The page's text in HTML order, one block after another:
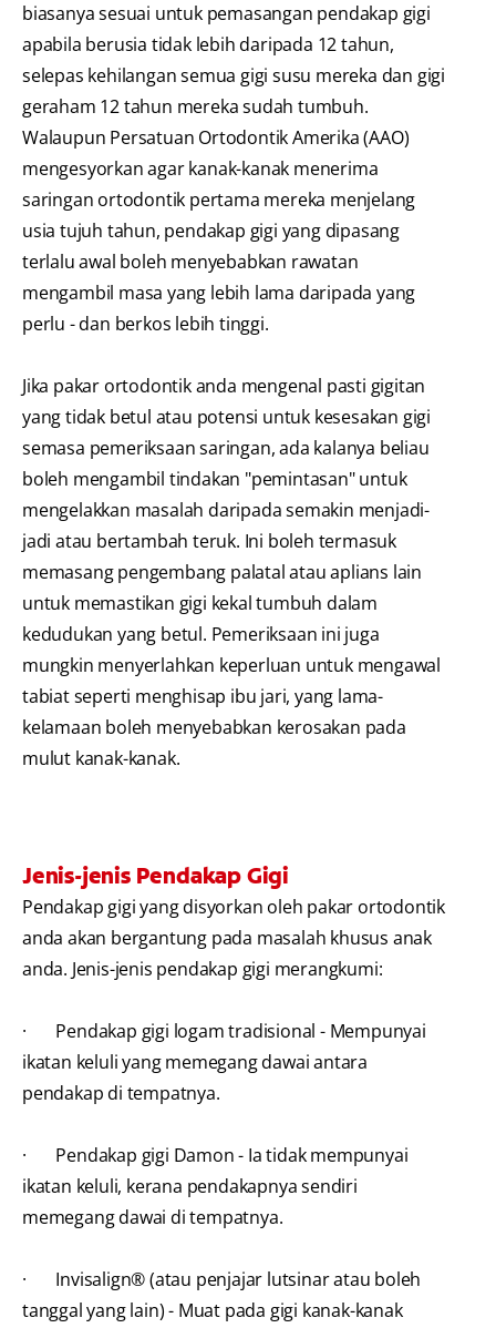
biasanya sesuai untuk pemasangan pendakap gigi
apabila berusia tidak lebih daripada 12 tahun,
selepas kehilangan semua gigi susu mereka dan gigi
geraham 12 tahun mereka sudah tumbuh.
Walaupun Persatuan Ortodontik Amerika (AAO)
mengesyorkan agar kanak-kanak menerima
saringan ortodontik pertama mereka menjelang
usia tujuh tahun, pendakap gigi yang dipasang
terlalu awal boleh menyebabkan rawatan
mengambil masa yang lebih lama daripada yang
perlu - dan berkos lebih tinggi.
Jika pakar ortodontik anda mengenal pasti gigitan
yang tidak betul atau potensi untuk kesesakan gigi
semasa pemeriksaan saringan, ada kalanya beliau
boleh mengambil tindakan "pemintasan" untuk
mengelakkan masalah daripada semakin menjadi-
jadi atau bertambah teruk. Ini boleh termasuk
memasang pengembang palatal atau aplians lain
untuk memastikan gigi kekal tumbuh dalam
kedudukan yang betul. Pemeriksaan ini juga
mungkin menyerlahkan keperluan untuk mengawal
tabiat seperti menghisap ibu jari, yang lama-
kelamaan boleh menyebabkan kerosakan pada
mulut kanak-kanak.
Jenis-jenis Pendakap Gigi
Pendakap gigi yang disyorkan oleh pakar ortodontik
anda akan bergantung pada masalah khusus anak
anda. Jenis-jenis pendakap gigi merangkumi:
· Pendakap gigi logam tradisional - Mempunyai
ikatan keluli yang memegang dawai antara
pendakap di tempatnya.
· Pendakap gigi Damon - Ia tidak mempunyai
ikatan keluli, kerana pendakapnya sendiri
memegang dawai di tempatnya.
· Invisalign® (atau penjajar lutsinar atau boleh
tanggal yang lain) - Muat pada gigi kanak-kanak